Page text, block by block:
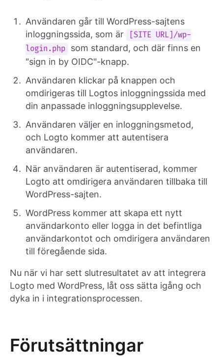
Användaren går till WordPress-sajtens
inloggningssida, som är
[SITE URL]/wp-
login.php
som standard, och där finns en
"sign in by OIDC"-knapp.
Användaren klickar på knappen och
omdirigeras till Logtos inloggningssida med
din anpassade inloggningsupplevelse.
Användaren väljer en inloggningsmetod,
och Logto kommer att autentisera
användaren.
När användaren är autentiserad, kommer
Logto att omdirigera användaren tillbaka till
WordPress-sajten.
WordPress kommer att skapa ett nytt
användarkonto eller logga in det befintliga
användarkontot och omdirigera användaren
till föregående sida.
Nu när vi har sett slutresultatet av att integrera
Logto med WordPress, låt oss sätta igång och
dyka in i integrationsprocessen.
Förutsättningar